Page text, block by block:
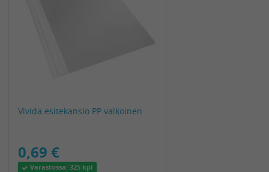
Vivida esitekansio PP valkoinen
0,69 €
Varastossa:325 kpl